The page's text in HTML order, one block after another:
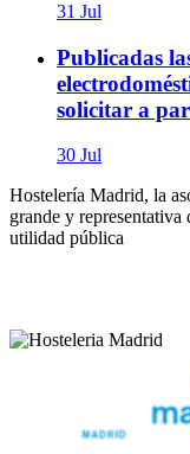
31 Jul
Publicadas
solicitar a
30 Jul
Hostelería Madrid, la
grande y
utilidad pública